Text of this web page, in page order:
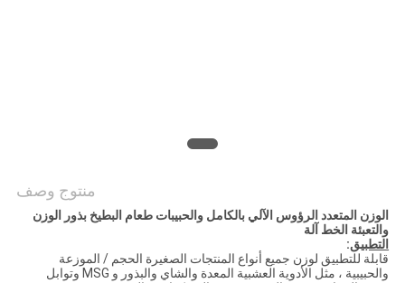
منتوج وصف
الوزن المتعدد الرؤوس الآلي بالكامل والحبيبات طعام البطيخ بذور الوزن
والتعبئة الخط آلة
التطبيق:
قابلة للتطبيق لوزن جميع أنواع المنتجات الصغيرة الحجم / الموزعة
والحبيبية ، مثل الأدوية العشبية المعدة والشاي والبذور و MSG وتوابل